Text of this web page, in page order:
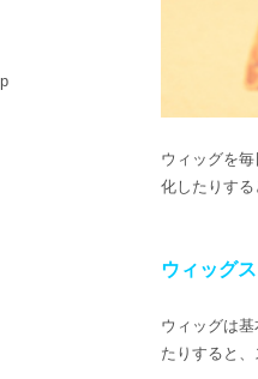
ウィッグを
化したりす
ウィッグ
ウィッグは
たりすると